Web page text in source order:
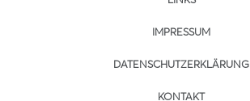
IMPRESSUM
DATENSCHUTZERKLÄRUNG
KONTAKT